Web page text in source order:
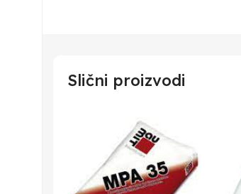
Slični proizvodi